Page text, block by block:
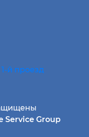
й проезд
Service Group